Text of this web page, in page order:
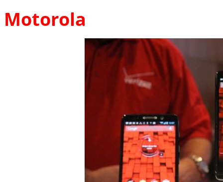
Túi đựng iPad
Túi đựng iPad
Motorola